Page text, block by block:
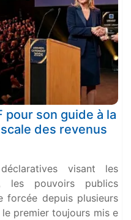
pour son guide à la
des revenus
visant les
les pouvoirs publics
forcée depuis plusieurs
premier toujours mis e